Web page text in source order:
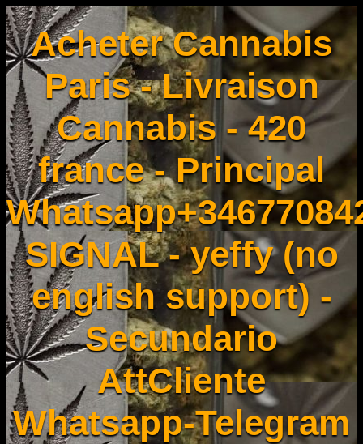
Acheter Cannabis
Paris - Livraison
Cannabis - 420
france - Principal
SIGNAL - yeffy (no
english support) -
Secundario
AttCliente
Whatsapp-Telegram